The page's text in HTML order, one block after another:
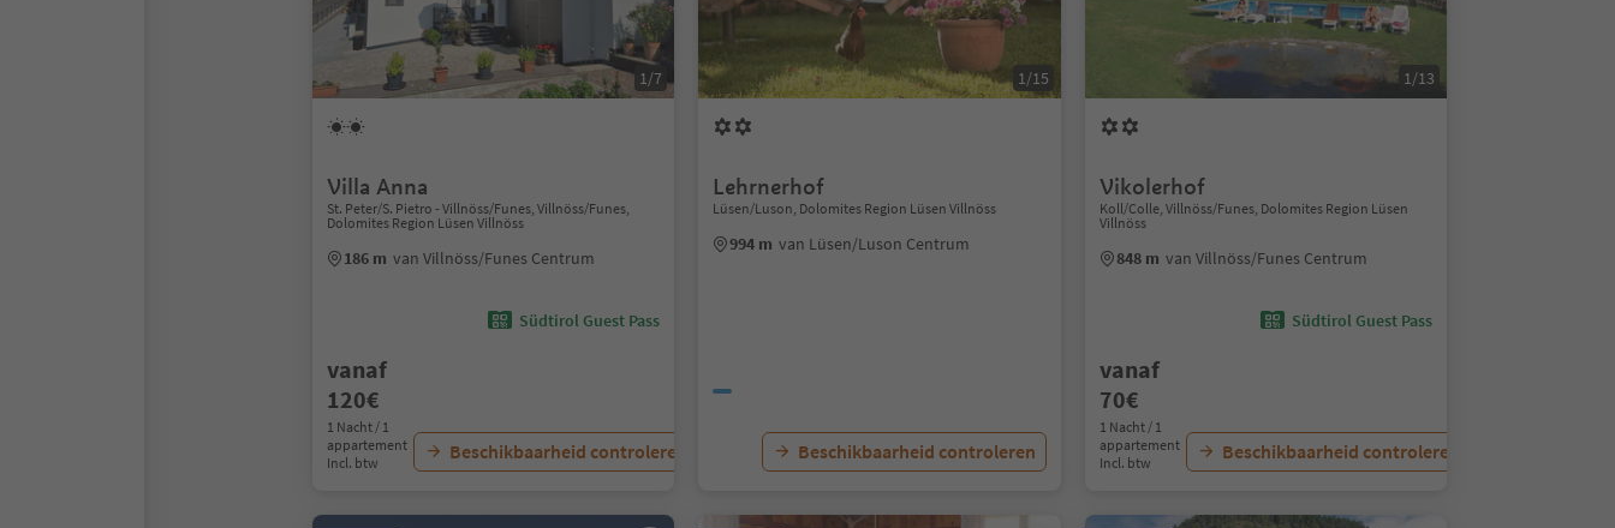
1/7
Villa Anna
St. Peter/S. Pietro - Villnöss/Funes, Villnöss/Funes,
Dolomites Region Lüsen Villnöss
186 m van Villnöss/Funes Centrum
Südtirol Guest Pass
vanaf
120€
1 Nacht / 1
appartement
Incl. btw
Beschikbaarheid controleren
1/15
Lehrnerhof
Lüsen/Luson, Dolomites Region Lüsen Villnöss
994 m van Lüsen/Luson Centrum
Beschikbaarheid controleren
1/13
Vikolerhof
Koll/Colle, Villnöss/Funes, Dolomites Region Lüsen
Villnöss
848 m van Villnöss/Funes Centrum
Südtirol Guest Pass
vanaf
70€
1 Nacht / 1
appartement
Incl. btw
Beschikbaarheid controleren